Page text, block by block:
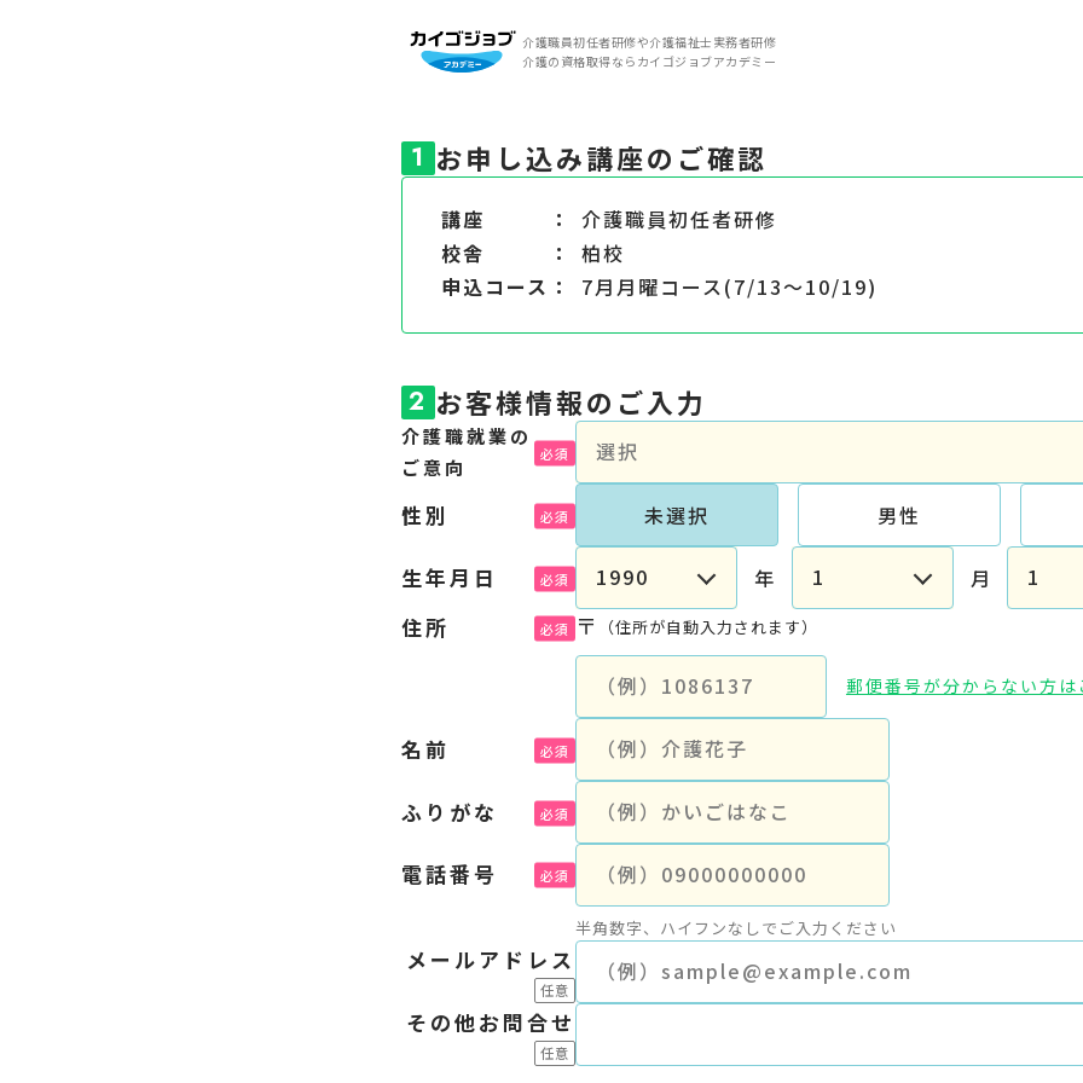
介護職員初任者研修や介護福祉士実務者研修
介護の資格取得ならカイゴジョブアカデミー
1 お申し込み講座のご確認
講座
介護職員初任者研修
校舎
柏校
申込コース
7月月曜コース(7/13～10/19)
2 お客様情報のご入力
介護職就業の
ご意向
性別 未選択 男性
生年月日 年 月
住所 〒 （住所が自動入力されます）
郵便番号が分からない方
名前
ふりがな
電話番号
半角数字、ハイフンなしでご入力ください
メールアドレス
その他お問合せ